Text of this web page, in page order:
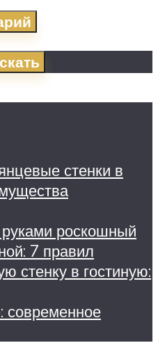
стенки в
роскошный
7 правил
стенку в гостиную:
современное